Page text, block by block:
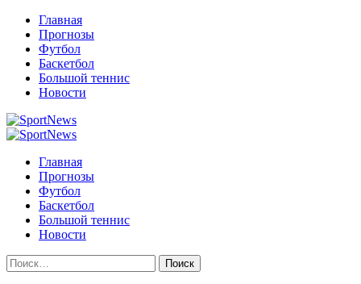
Перейти
содержимому
Главная
Прогнозы
Футбол
Баскетбол
Большой теннис
Новости
Primary
Главная
Прогнозы
Футбол
Баскетбол
Большой теннис
Новости
Найти: